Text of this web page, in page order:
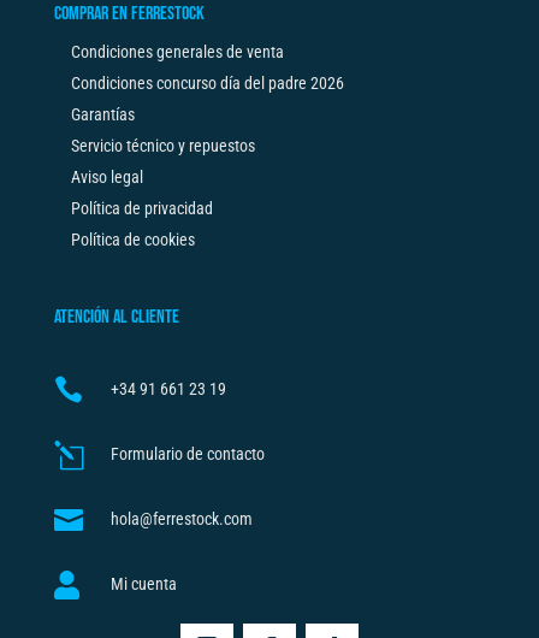
COMPRAR EN FERRESTOCK
Condiciones generales de venta
Condiciones concurso día del padre 2026
Garantías
Servicio técnico y repuestos
Aviso legal
Política de privacidad
Política de cookies
ATENCIÓN AL CLIENTE
 +3491 661 23 19
l Formulario de contacto
 hola@ferrestock.com
 Mi cuenta